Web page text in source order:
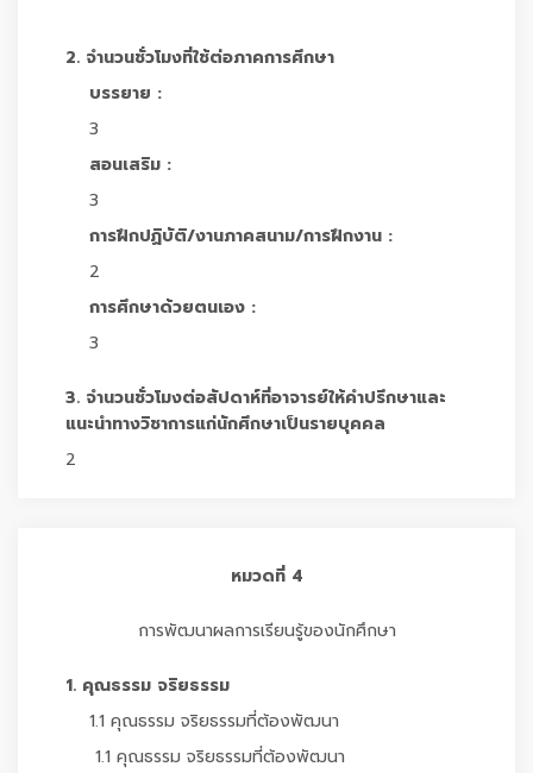
2. จำนวนชั่วโมงที่ใช้ต่อภาคการศึกษา
บรรยาย :
3
สอนเสริม :
3
การฝึกปฏิบัติ/งานภาคสนาม/การฝึกงาน :
2
การศึกษาด้วยตนเอง :
3
3. จำนวนชั่วโมงต่อสัปดาห์ที่อาจารย์ให้คำปรึกษาและ
แนะนำทางวิชาการแก่นักศึกษาเป็นรายบุคคล
2
หมวดที่ 4
การพัฒนาผลการเรียนรู้ของนักศึกษา
1. คุณธรรม จริยธรรม
1.1 คุณธรรม จริยธรรมที่ต้องพัฒนา
1.1 คุณธรรม จริยธรรมที่ต้องพัฒนา